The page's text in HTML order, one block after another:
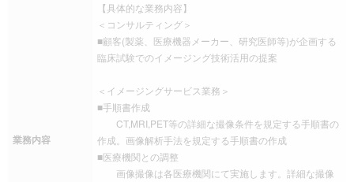
業務内容
【具体的な業務内容】
＜コンサルティング＞
■顧客(製薬、医療機器メーカー、研究医師等)が企画する
臨床試験でのイメージング技術活用の提案
＜イメージングサービス業務＞
■手順書作成
CT,MRI,PET等の詳細な撮像条件を規定する手順書の
作成。画像解析手法を規定する手順書の作成
■医療機関との調整
画像撮像は各医療機関にて実施します。詳細な撮像